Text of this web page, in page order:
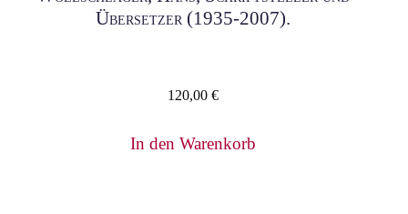
Übersetzer (1935-2007).
120,00 €
In den Warenkorb